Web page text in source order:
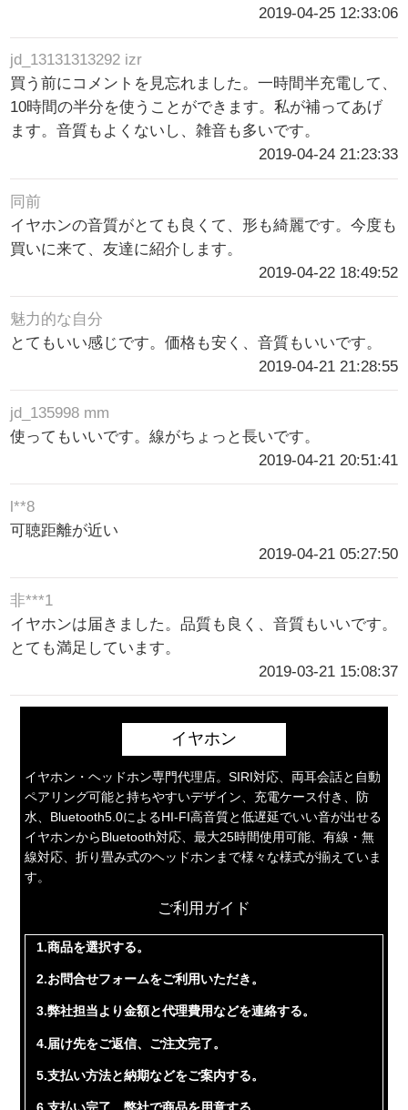
2019-04-25 12:33:06
jd_13131313292 izr
買う前にコメントを見忘れました。一時間半充電して、
10時間の半分を使うことができます。私が補ってあげ
ます。音質もよくないし、雑音も多いです。
2019-04-24 21:23:33
同前
イヤホンの音質がとても良くて、形も綺麗です。今度も
買いに来て、友達に紹介します。
2019-04-22 18:49:52
魅力的な自分
とてもいい感じです。価格も安く、音質もいいです。
2019-04-21 21:28:55
jd_135998 mm
使ってもいいです。線がちょっと長いです。
2019-04-21 20:51:41
l**8
可聴距離が近い
2019-04-21 05:27:50
非***1
イヤホンは届きました。品質も良く、音質もいいです。
とても満足しています。
2019-03-21 15:08:37
イヤホン
イヤホン・ヘッドホン専門代理店。SIRI対応、両耳会話と自動
ペアリング可能と持ちやすいデザイン、充電ケース付き、防
水、Bluetooth5.0によるHI-FI高音質と低遅延でいい音が出せる
イヤホンからBluetooth対応、最大25時間使用可能、有線・無
線対応、折り畳み式のヘッドホンまで様々な様式が揃えていま
す。
ご利用ガイド
1.商品を選択する。
2.お問合せフォームをご利用いただき。
3.弊社担当より金額と代理費用などを連絡する。
4.届け先をご返信、ご注文完了。
5.支払い方法と納期などをご案内する。